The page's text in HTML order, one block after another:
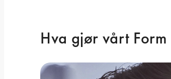
Hva gjør vårt Form